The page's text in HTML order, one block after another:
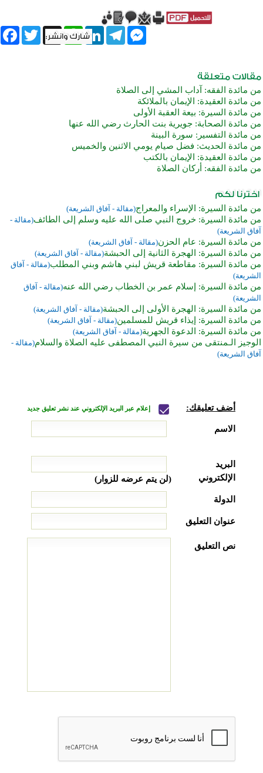
Twitter X
WhatsAppLinkedInTelegram
Messenger
من مائدة الفقه: آداب المشي إلى الصلاة
من مائدة العقيدة: الإيمان بالملائكة
من مائدة السيرة: بيعة العقبة الأولى
من مائدة الصحابة: جويرية بنت الحارث رضي الله عنها
من مائدة التفسير: سورة البينة
من مائدة الحديث: فضل صيام يومي الاثنين والخميس
من مائدة العقيدة: الإيمان بالكتب
من مائدة الفقه: أركان الصلاة
من مائدة السيرة: الإسراء والمعراج(مقالة - آفاق الشريعة)
من مائدة السيرة: خروج النبي صلى الله عليه وسلم إلى الطائف(مقالة -
آفاق الشريعة)
من مائدة السيرة: عام الحزن(مقالة - آفاق الشريعة)
من مائدة السيرة: الهجرة الثانية إلى الحبشة(مقالة - آفاق الشريعة)
من مائدة السيرة: مقاطعة قريش لبني هاشم وبني المطلب(مقالة - آفاق
الشريعة)
من مائدة السيرة: إسلام عمر بن الخطاب رضي الله عنه(مقالة - آفاق
الشريعة)
من مائدة السيرة: الهجرة الأولى إلى الحبشة(مقالة - آفاق الشريعة)
من مائدة السيرة: إيذاء قريش للمسلمين(مقالة - آفاق الشريعة)
من مائدة السيرة: الدعوة الجهرية(مقالة - آفاق الشريعة)
الوجيز الـمنتقى من سيرة النبي المصطفى عليه الصلاة والسلام(مقالة -
آفاق الشريعة)
أضف تعليقك: إعلام عبر البريد الإلكتروني عند نشر تعليق جديد
الاسم
البريد
الإلكتروني
(لن يتم عرضه للزوار)
الدولة
عنوان التعليق
نص التعليق